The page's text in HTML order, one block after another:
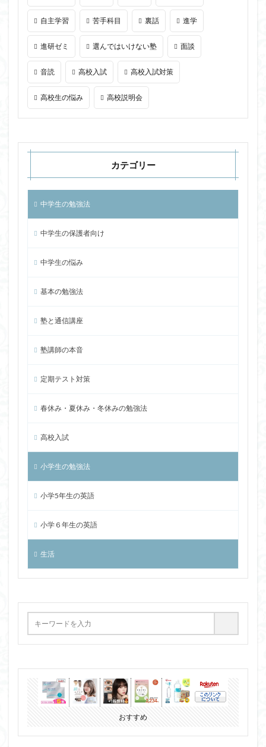
自主学習 苦手科目 裏話 進学
進研ゼミ 選んではいけない塾 面談
音読 高校入試 高校入試対策
高校生の悩み 高校説明会
カテゴリー
中学生の勉強法
中学生の保護者向け
中学生の悩み
基本の勉強法
塾と通信講座
塾講師の本音
定期テスト対策
春休み・夏休み・冬休みの勉強法
高校入試
小学生の勉強法
小学5年生の英語
小学６年生の英語
生活
おすすめ